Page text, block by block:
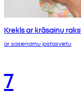
Krekls ar krāsainu
ar sasienamu jostasvietu
7